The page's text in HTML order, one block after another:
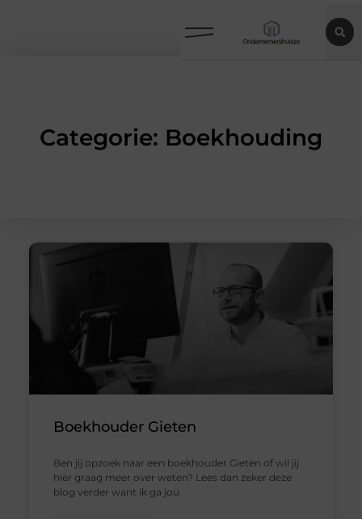
Categorie: Boekhouding
Boekhouder Gieten
Ben jij opzoek naar een boekhouder Gieten of wil jij
hier graag meer over weten? Lees dan zeker deze
blog verder want ik ga jou